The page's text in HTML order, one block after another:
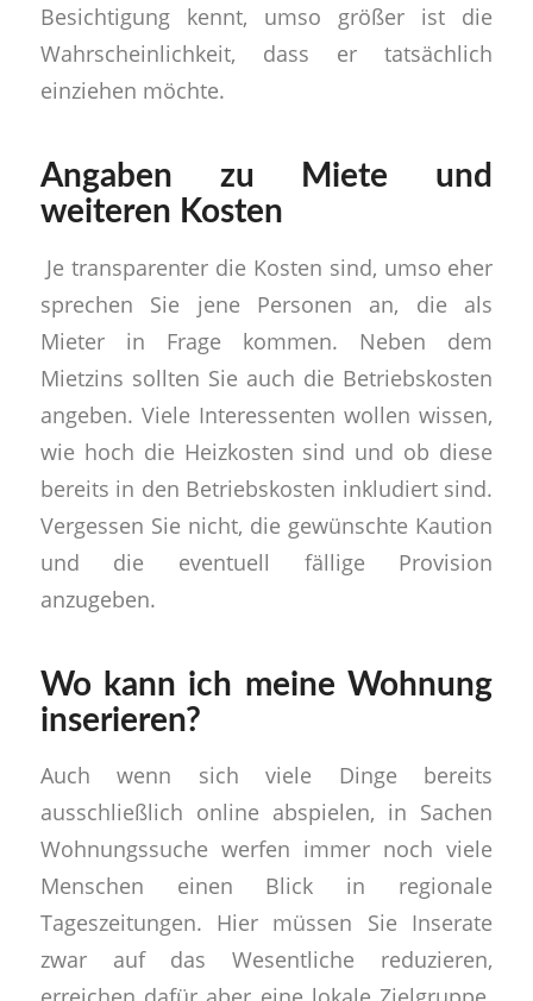
Besichtigung kennt, umso größer ist die
Wahrscheinlichkeit, dass er tatsächlich
einziehen möchte.
Angaben zu Miete und
weiteren Kosten
Je transparenter die Kosten sind, umso eher
sprechen Sie jene Personen an, die als
Mieter in Frage kommen. Neben dem
Mietzins sollten Sie auch die Betriebskosten
angeben. Viele Interessenten wollen wissen,
wie hoch die Heizkosten sind und ob diese
bereits in den Betriebskosten inkludiert sind.
Vergessen Sie nicht, die gewünschte Kaution
und die eventuell fällige Provision
anzugeben.
Wo kann ich meine Wohnung
inserieren?
Auch wenn sich viele Dinge bereits
ausschließlich online abspielen, in Sachen
Wohnungssuche werfen immer noch viele
Menschen einen Blick in regionale
Tageszeitungen. Hier müssen Sie Inserate
zwar auf das Wesentliche reduzieren,